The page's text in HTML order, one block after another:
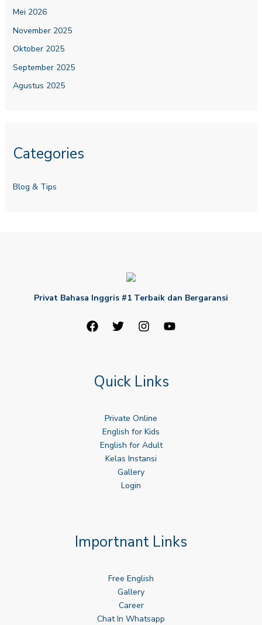
Mei 2026
November 2025
Oktober 2025
September 2025
Agustus 2025
Categories
Blog & Tips
Privat Bahasa Inggris #1 Terbaik dan Bergaransi
Quick Links
Private Online
English for Kids
English for Adult
Kelas Instansi
Gallery
Login
Importnant Links
Free English
Gallery
Career
Chat In Whatsapp